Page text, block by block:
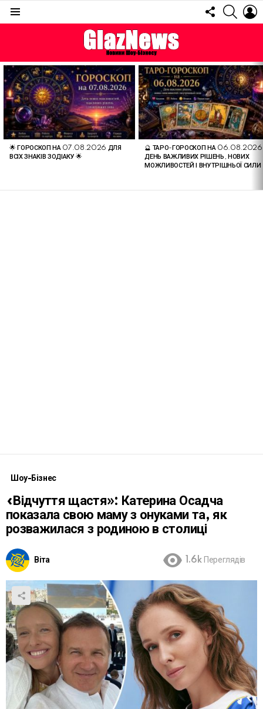
FOLLOW
US
ОСТАННІ
СТАТТІ
🌟 ГОРОСКОП НА 07.08.2026 ДЛЯ
ВСІХ ЗНАКІВ ЗОДІАКУ 🌟
🔮 ТАРО-ГОРОСКОП НА
ДЕНЬ ВАЖЛИВИХ РІШЕНЬ, НОВИХ
МОЖЛИВОСТЕЙ І ВНУТРІШНЬОЇ СИЛИ
Шоу-Бізнес
«Відчуття щастя»: Катерина Осадча
показала свою маму з онуками та, як
розважилася з родиною в столиці
Віта 1.6k Переглядів